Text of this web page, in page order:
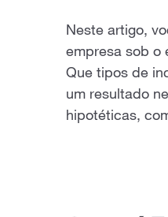
Neste artigo,
empresa sob o
Que tipos de
um resultado
hipotéticas,